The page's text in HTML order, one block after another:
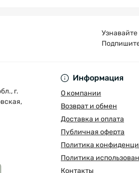
г.
Информация
О компании
Возврат и обмен
Доставка и оплата
Публичная оферта
Политика
Политика
Контакты